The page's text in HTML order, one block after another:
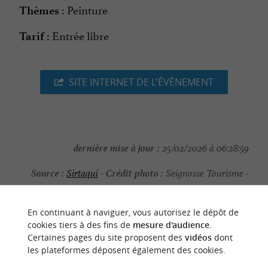
Thèmes : Peinture
Tarif : Entrée libre
SITE INTERNET DE L'ÉVÈNEMENT
dernière mise à jour : 25/02/2026 à 06:28:59
Source : Sirtaqui-Crédit photo : Seignosse Tourisme -
En continuant à naviguer, vous autorisez le dépôt de
cookies tiers à des fins de mesure d'audience.
Certaines pages du site proposent des vidéosdont
les plateformes déposent également des cookies.